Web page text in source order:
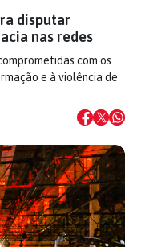
disputar
nas redes
com os
e à violência de